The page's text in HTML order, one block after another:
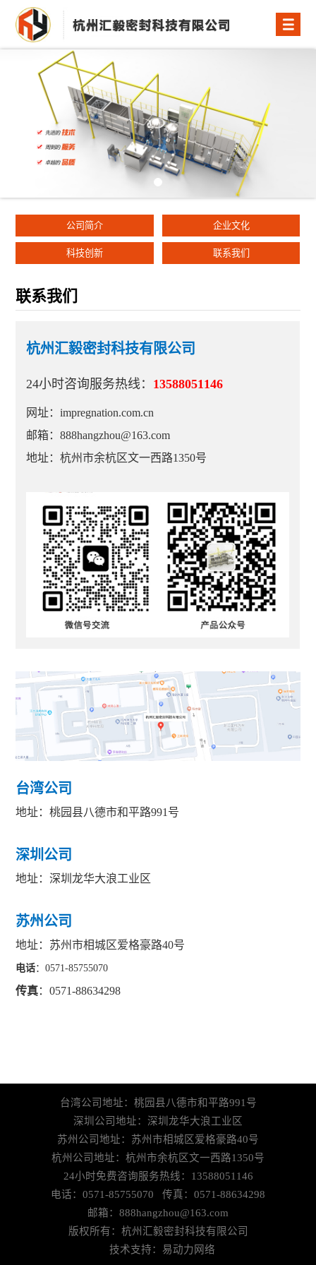
公司简介 企业文化
科技创新 联系我们
联系我们
杭州汇毅密封科技有限公司
24小时咨询服务热线： 13588051146
网址：impregnation.com.cn
邮箱：888hangzhou@163.com
地址：杭州市余杭区文一西路1350号
台湾公司
地址：桃园县八德市和平路991号
深圳公司
地址：深圳龙华大浪工业区
苏州公司
地址：苏州市相城区爱格豪路40号
电话：0571-85755070
传真：0571-88634298
台湾公司地址：桃园县八德市和平路991号
深圳公司地址：深圳龙华大浪工业区
苏州公司地址：苏州市相城区爱格豪路40号
杭州公司地址：杭州市余杭区文一西路1350号
24小时免费咨询服务热线：13588051146
电话：0571-85755070 传真：0571-88634298
邮箱：888hangzhou@163.com
版权所有：杭州汇毅密封科技有限公司
技术支持： 易动力网络